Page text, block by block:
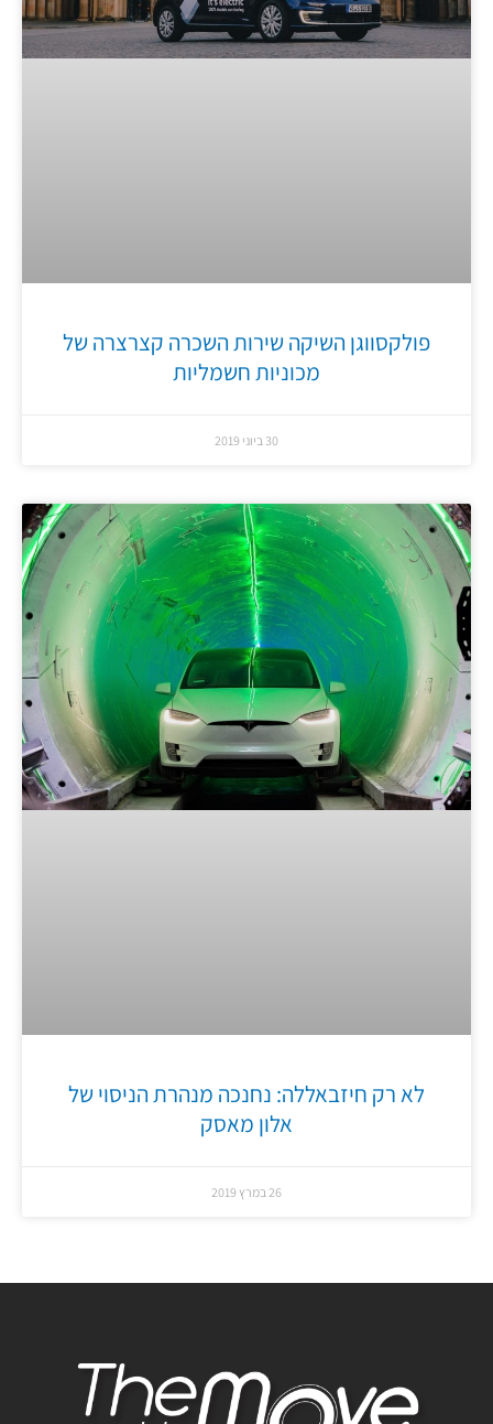
פולקסווגן השיקה שירות השכרה קצרצרה של
מכוניות חשמליות
30 ביוני 2019
לא רק חיזבאללה: נחנכה מנהרת הניסוי של
אלון מאסק
26 במרץ 2019